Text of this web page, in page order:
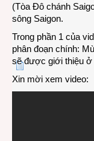
(Tòa Đô chánh
sông Saigon.
Trong phần 1 của
phân đoạn chính:
sẽ được giới thiệu ở
Xin mời xem video: